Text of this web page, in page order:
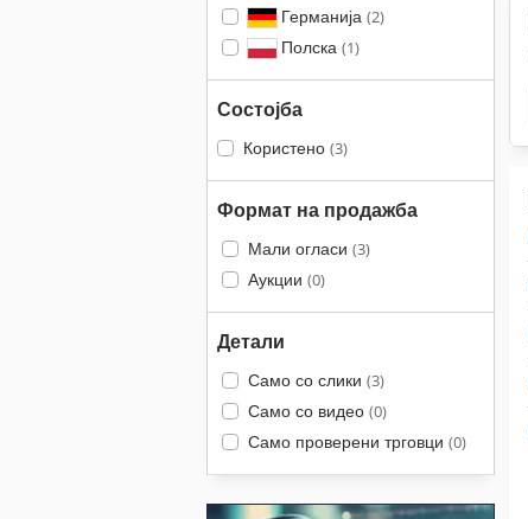
Германија (2)
Полска (1)
Состојба
Користено (3)
Формат на продажба
Мали огласи (3)
Аукции (0)
Детали
Само со слики (3)
Само со видео (0)
Само проверени трговци (0)